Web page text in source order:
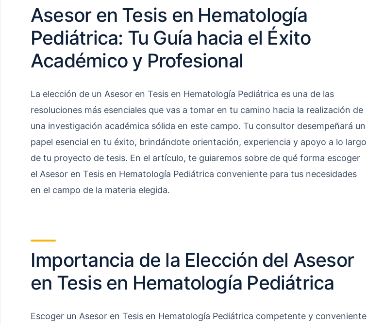
Asesor en Tesis en Hematología
Pediátrica: Tu Guía hacia el Éxito
Académico y Profesional
La elección de un Asesor en Tesis en Hematología Pediátrica es una de las
resoluciones más esenciales que vas a tomar en tu camino hacia la realización de
una investigación académica sólida en este campo. Tu consultor desempeñará un
papel esencial en tu éxito, brindándote orientación, experiencia y apoyo a lo largo
de tu proyecto de tesis. En el artículo, te guiaremos sobre de qué forma escoger
el Asesor en Tesis en Hematología Pediátrica conveniente para tus necesidades
en el campo de la materia elegida.
Importancia de la Elección del Asesor
en Tesis en Hematología Pediátrica
Escoger un Asesor en Tesis en Hematología Pediátrica competente y conveniente